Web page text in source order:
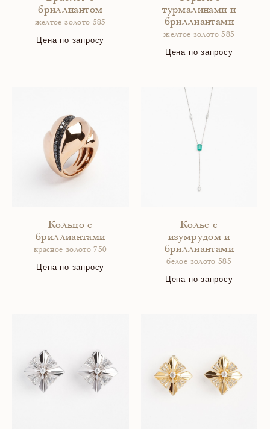
бриллиантом
желтое золото 585
Цена по запросу
турмалинами и
бриллиантами
желтое золото 585
Цена по запросу
Кольцо с
бриллиантами
красное золото 750
Цена по запросу
Колье с
изумрудом и
бриллиантами
белое золото 585
Цена по запросу